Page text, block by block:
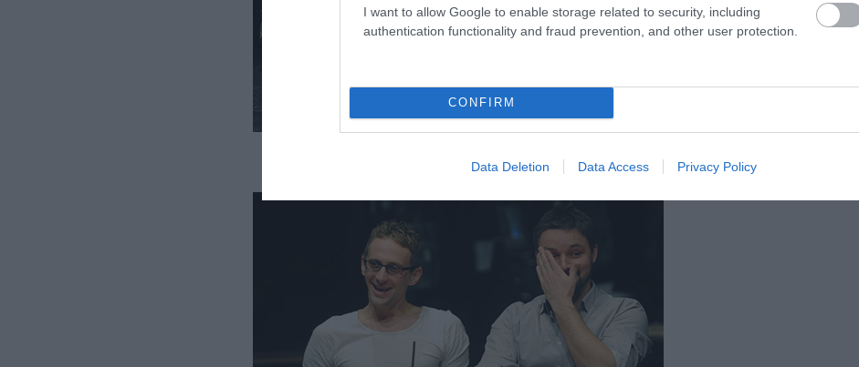
I want to allow Google to enable storage related to security, including
authentication functionality and fraud prevention, and other user protection.
CONFIRM
Data Deletion Data Access Privacy Policy